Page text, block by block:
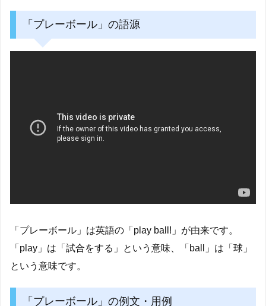
「プレーボール」の語源
「プレーボール」は英語の「play ball!」が由来です。
「play」は「試合をする」という意味、「ball」は「球」
という意味です。
「プレーボール」の例文・用例